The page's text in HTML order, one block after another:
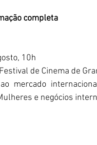
completa
10h
de Cinema de
ao mercado
e negócios